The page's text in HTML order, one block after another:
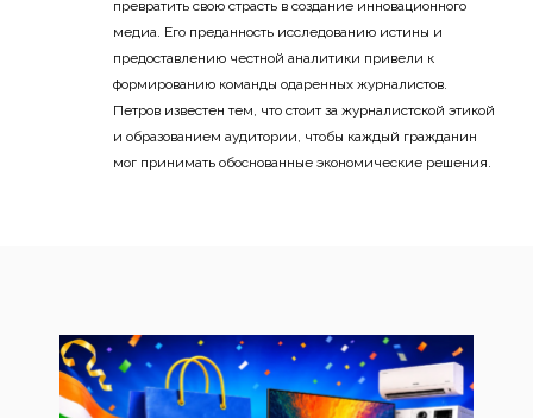
превратить свою страсть в создание инновационного
медиа. Его преданность исследованию истины и
предоставлению честной аналитики привели к
формированию команды одаренных журналистов.
Петров известен тем, что стоит за журналистской этикой
и образованием аудитории, чтобы каждый гражданин
мог принимать обоснованные экономические решения.